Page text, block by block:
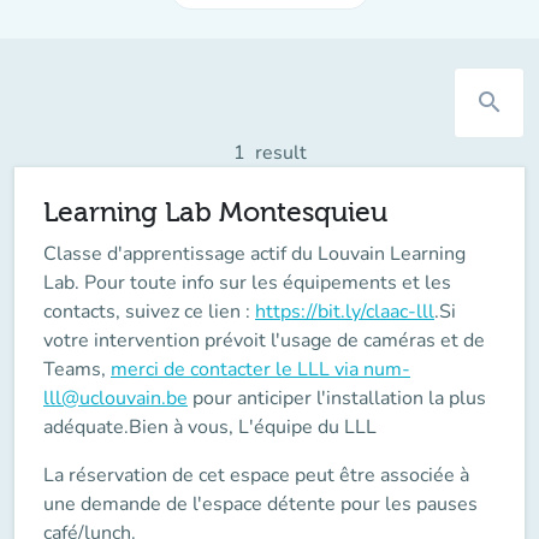
search
1 result
Learning Lab Montesquieu
Classe d'apprentissage actif du Louvain Learning
Lab. Pour toute info sur les équipements et les
contacts, suivez ce lien : https://bit.ly/claac-lll.Si
votre intervention prévoit l'usage de caméras et de
Teams, merci de contacter le LLL via num-
lll@uclouvain.be pour anticiper l'installation la plus
adéquate.Bien à vous, L'équipe du LLL
La réservation de cet espace peut être associée à
une demande de l'espace détente pour les pauses
café/lunch.